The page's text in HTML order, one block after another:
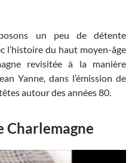
un peu de détente
l’histoire du haut moyen-âge
revisitée à la manière
Yanne, dans l’émission de
autour des années 80.
Charlemagne